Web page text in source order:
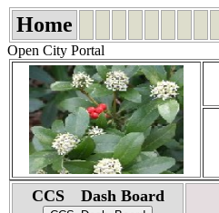
Home
Open City Portal
CCS Dash Board